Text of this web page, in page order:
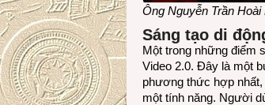
Ông Nguyễn Trần
Sáng tạo di
Một trong những điểm
Video 2.0. Đây là một
phương thức hợp
một tính năng. Người